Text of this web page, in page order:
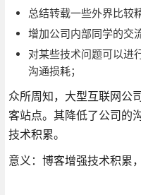
总结转载一些外界比较
增加公司内部同学的交
对某些技术问题可以进
沟通损耗；
众所周知，大型互联网公
客站点。其降低了公司的
技术积累。
意义：博客增强技术积累